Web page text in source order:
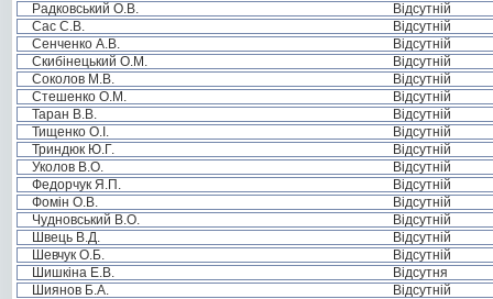
Радковський О.В.
Відсутній
Сас С.В.
Відсутній
Сенченко А.В.
Відсутній
Скибінецький О.М.
Відсутній
Соколов М.В.
Відсутній
Стешенко О.М.
Відсутній
Таран В.В.
Відсутній
Тищенко О.І.
Відсутній
Триндюк Ю.Г.
Відсутній
Уколов В.О.
Відсутній
Федорчук Я.П.
Відсутній
Фомін О.В.
Відсутній
Чудновський В.О.
Відсутній
Швець В.Д.
Відсутній
Шевчук О.Б.
Відсутній
Шишкіна Е.В.
Відсутня
Шиянов Б.А.
Відсутній